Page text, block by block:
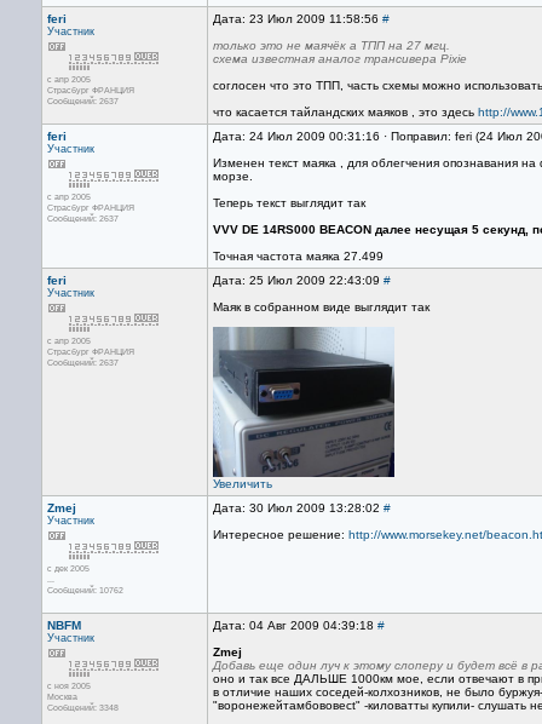
feri
Участник
с апр 2005
Страсбург ФРАНЦИЯ
Сообщений: 2637
Дата: 23 Июл 2009 11:58:56 #
только это не маячёк а ТПП на 27 мгц.
схема известная аналог трансивера Pixie
соглосен что это ТПП, часть схемы можно
что касается тайландских маяков , это здесь http://
feri
Участник
с апр 2005
Страсбург ФРАНЦИЯ
Сообщений: 2637
Дата: 24 Июл 2009 00:31:16 · Поправил: feri (24 Июл
Изменен текст маяка , для облегчения опознавания
морзе.
Теперь текст выглядит так
VVV DE 14RS000 BEACON далее несущая 5 секунд,
Точная частота маяка 27.499
feri
Участник
с апр 2005
Страсбург ФРАНЦИЯ
Сообщений: 2637
Дата: 25 Июл 2009 22:43:09 #
Маяк в собранном виде выглядит так
Увеличить
Zmej
Участник
с дек 2005
...
Сообщений: 10762
Дата: 30 Июл 2009 13:28:02 #
Интересное решение: http://www.morsekey.net/
NBFM
Участник
с ноя 2005
Москва
Сообщений: 3348
Дата: 04 Авг 2009 04:39:18 #
Zmej
Добавь еще один луч к этому слоперу и будет всё в
оно и так все ДАЛЬШЕ 1000км мое, если отвечают в
в отличие наших соседей-колхозников, не было
"воронежейтамбововect" -киловатты купили- слушать